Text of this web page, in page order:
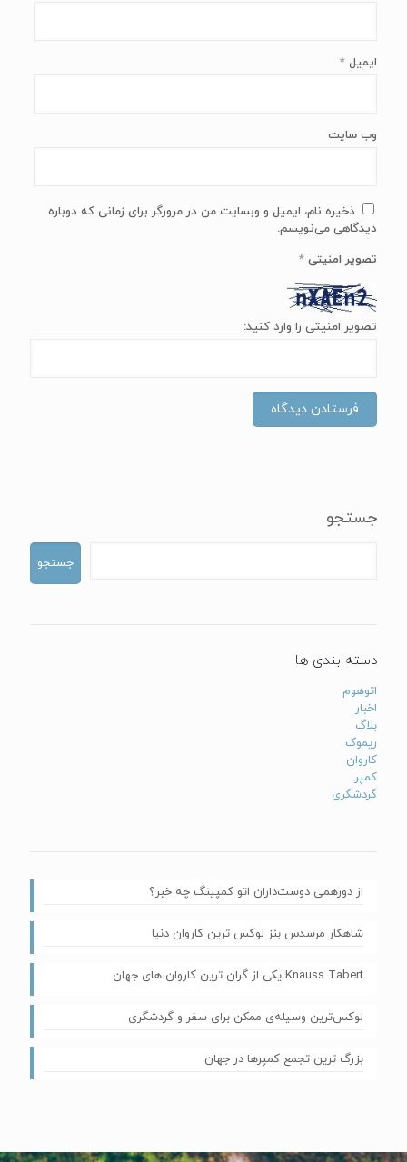
ایمیل *
وب‌ سایت
ذخیره نام، ایمیل و وبسایت من در مرورگر برای زمانی که دوباره
دیدگاهی می‌نویسم.
تصویر امنیتی *
تصویر امنیتی را وارد کنید:
جستجو
جستجو
دسته بندی ها
اتوهوم
اخبار
بلاگ
ریموک
کاروان
کمپر
گردشگری
از دورهمی دوست‌داران اتو کمپینگ چه خبر؟
شاهکار مرسدس بنز لوکس ترین کاروان دنیا
Knauss Tabert یکی از گران‌ ترین کاروان های جهان
لوکس‌ترین وسیله‌ی ممکن برای سفر و گردشگری
بزرگ ترین تجمع کمپرها در جهان